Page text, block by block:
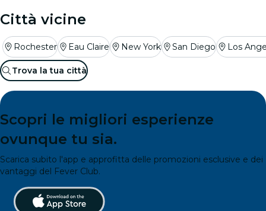
Città vicine
Rochester Eau Claire New York San Diego Los
Trova la tua città
Scopri le migliori esperienze
ovunque tu sia.
Scarica subito l'app e approfitta delle promozioni esclusive e dei
vantaggi del Fever Club.